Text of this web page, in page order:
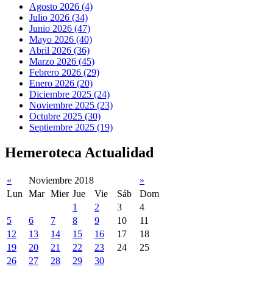
Agosto 2026 (4)
Julio 2026 (34)
Junio 2026 (47)
Mayo 2026 (40)
Abril 2026 (36)
Marzo 2026 (45)
Febrero 2026 (29)
Enero 2026 (20)
Diciembre 2025 (24)
Noviembre 2025 (23)
Octubre 2025 (30)
Septiembre 2025 (19)
Hemeroteca Actualidad
« Noviembre 2018
»
Lun
Mar Mier Jue Vie Sáb
Dom
1
2 3
4
5
6 7 8 9 10
11
12
13 14 15 16 17
18
19
20 21 22 23 24
25
26
27 28 29 30